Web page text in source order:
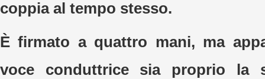
coppia al tempo stesso.
È firmato a quattro mani, ma
voce conduttrice sia proprio la